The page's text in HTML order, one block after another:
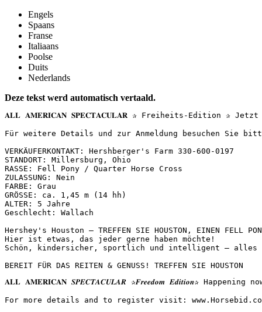
Engels
Spaans
Franse
Italiaans
Poolse
Duits
Nederlands
Deze tekst werd automatisch vertaald.
𝐀𝐋𝐋 𝐀𝐌𝐄𝐑𝐈𝐂𝐀𝐍 𝐒𝐏𝐄𝐂𝐓𝐀𝐂𝐔𝐋𝐀𝐑 ✰ Freiheits-Edition ✰
Für weitere Details und zur Anmeldung besuchen Sie
VERKÄUFERKONTAKT: Hershberger's Farm 330-600-0197
STANDORT: Millersburg, Ohio
RASSE: Fell Pony / Quarter Horse Cross
ZULASSUNG: Nein
FARBE: Grau
GRÖSSE: ca. 1,45 m (14 hh)
ALTER: 5 Jahre
Geschlecht: Wallach
Hershey's Houston – TREFFEN SIE HOUSTON, EINEN FELL
Hier ist etwas, das jeder gerne haben möchte!
Schön, kindersicher, sportlich und intelligent – alles
BEREIT FÜR DAS REITEN & GENUSS! TREFFEN SIE HOUSTON
𝐀𝐋𝐋 𝐀𝐌𝐄𝐑𝐈𝐂𝐀𝐍 𝑺𝑷𝑬𝑪𝑻𝑨𝑪𝑼𝑳𝑨𝑹 ✰𝑭𝒓𝒆𝒆𝒅𝒐𝒎 𝑬𝒅𝒊𝒕𝒊𝒐𝒏✰
For more details and to register visit: